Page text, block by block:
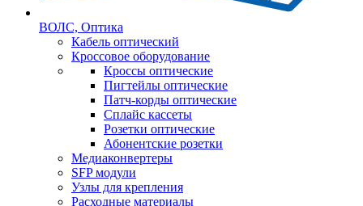
ВОЛС, Оптика
Кабель оптический
Кроссовое оборудование
Кроссы оптические
Пигтейлы оптические
Патч-корды оптические
Сплайс кассеты
Розетки оптические
Абонентские розетки
Медиаконвертеры
SFP модули
Узлы для крепления
Расходные материалы